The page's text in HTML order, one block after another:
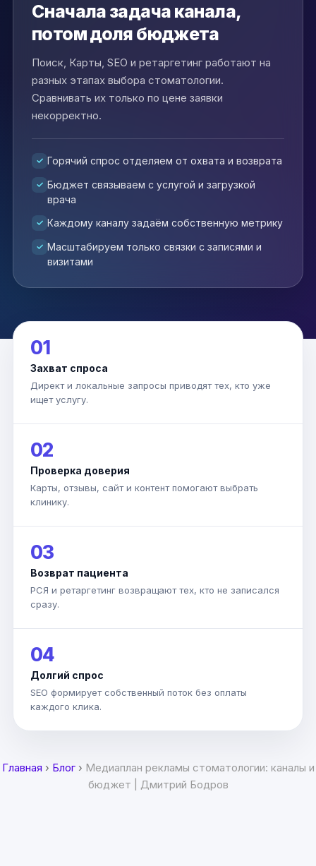
Сначала задача канала,
потом доля бюджета
Поиск, Карты, SEO и ретаргетинг работают на
разных этапах выбора стоматологии.
Сравнивать их только по цене заявки
некорректно.
Горячий спрос отделяем от охвата и возврата
Бюджет связываем с услугой и загрузкой
врача
Каждому каналу задаём собственную метрику
Масштабируем только связки с записями и
визитами
01
Захват спроса
Директ и локальные запросы приводят тех, кто уже
ищет услугу.
02
Проверка доверия
Карты, отзывы, сайт и контент помогают выбрать
клинику.
03
Возврат пациента
РСЯ и ретаргетинг возвращают тех, кто не записался
сразу.
04
Долгий спрос
SEO формирует собственный поток без оплаты
каждого клика.
Главная › Блог› Медиаплан рекламы стоматологии: каналы и
бюджет | Дмитрий Бодров